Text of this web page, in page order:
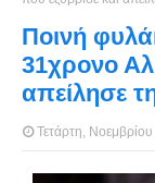
Ποινή
31χρονο
απείλησε
Τετάρτη,